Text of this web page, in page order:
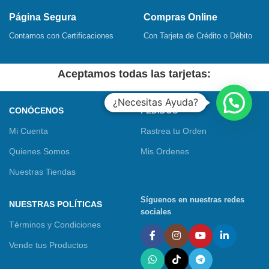
Página Segura
Contamos con Certificaciones
Compras Online
Con Tarjeta de Crédito o Débito
Aceptamos todas las tarjetas:
CONÓCENOS
Mi Cuenta
Quienes Somos
Nuestras Tiendas
PEDIDOS
Rastrea tu Orden
Mis Ordenes
NUESTRAS POLÍTICAS
Términos y Condiciones
Vende tus Productos
Síguenos en nuestras redes
sociales
¿Necesitas Ayuda?